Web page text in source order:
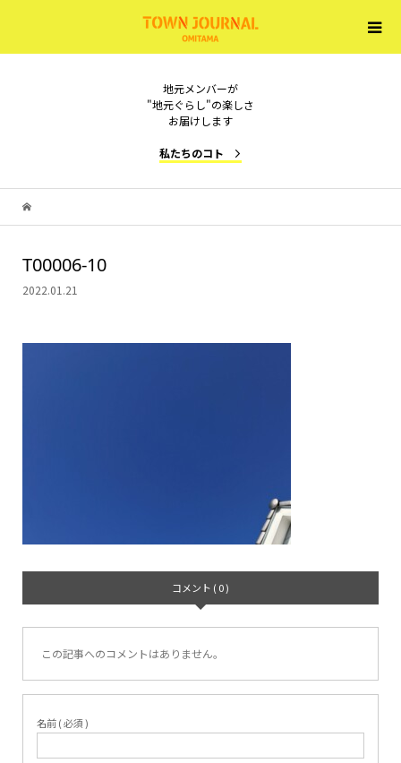
地元メンバーが
"地元ぐらし"の楽しさ
お届けします
私たちのコト
T00006-10
2022.01.21
コメント ( 0 )
この記事へのコメントはありません。
名前 ( 必須 )